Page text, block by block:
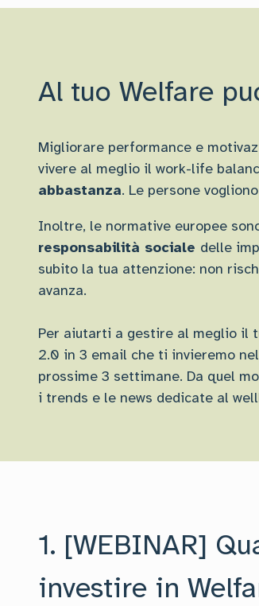
Al tuo Welfare
Migliorare performance e
vivere al meglio il work-life
abbastanza. Le persone
Inoltre, le normative europee
responsabilità sociale delle
subito la tua attenzione: non
avanza.
Per aiutarti a gestire al meglio il
2.0 in 3 email che ti invieremo
prossime 3 settimane. Da quel
i trends e le news dedicate al
1. [WEBINAR]
investire in